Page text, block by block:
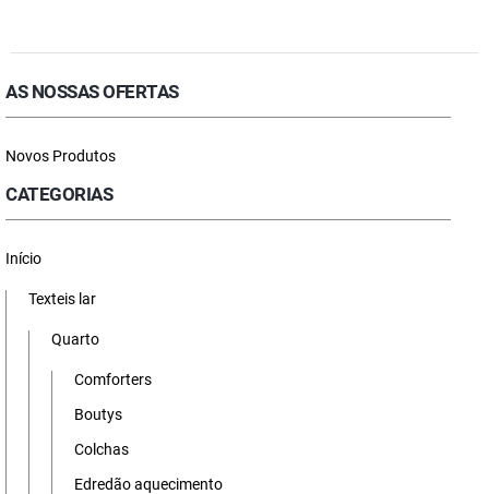
AS NOSSAS OFERTAS
Novos Produtos
CATEGORIAS
Início
Texteis lar
Quarto
Comforters
Boutys
Colchas
Edredão aquecimento